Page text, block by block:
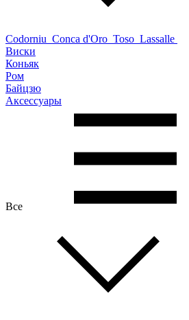
Codorniu Conca d'Oro Toso Lassalle
Виски
Коньяк
Ром
Байцзю
Аксессуары
Все